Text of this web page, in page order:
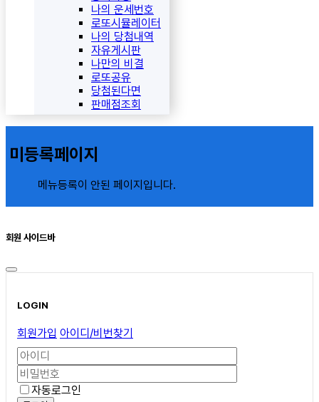
나의 운세번호
로또시뮬레이터
나의 당첨내역
자유게시판
나만의 비결
로또공유
당첨된다면
판매점조회
미등록페이지
메뉴등록이 안된 페이지입니다.
회원 사이드바
LOGIN
회원가입 아이디/비번찾기
자동로그인